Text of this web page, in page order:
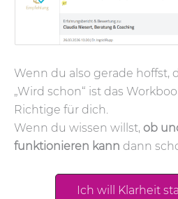
Wenn du also gerade hoffst,
„Wird schon“ ist das
Richtige für dich.
Wenn du wissen willst, ob
funktionieren kann dann
Ich will Klarheit